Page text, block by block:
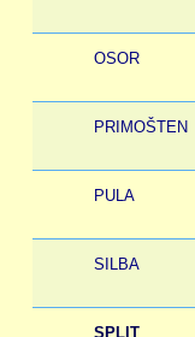
OSOR
PRIMOŠTEN
PULA
SILBA
SPLIT